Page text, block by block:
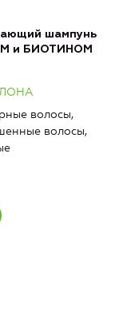
шампунь
и БИОТИНОМ
волосы,
волосы,